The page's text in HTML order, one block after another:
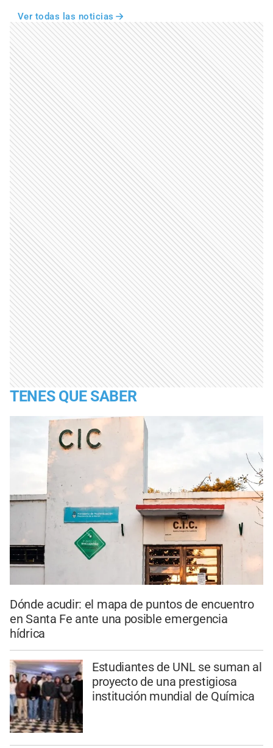
Ver todas las noticias
TENES QUE SABER
Dónde acudir: el mapa de puntos de encuentro
en Santa Fe ante una posible emergencia
hídrica
Estudiantes de UNL se suman al
proyecto de una prestigiosa
institución mundial de Química